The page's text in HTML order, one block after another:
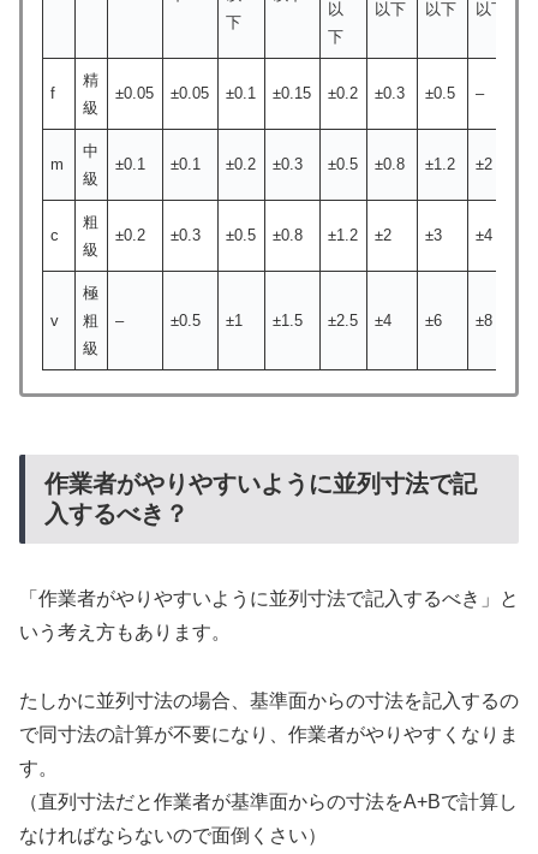
下
以
下
以下 以下 以下
f
精
級
±0.05 ±0.05 ±0.1 ±0.15 ±0.2 ±0.3 ±0.5 –
m
中
級
±0.1 ±0.1 ±0.2 ±0.3 ±0.5 ±0.8 ±1.2 ±2
c
粗
級
±0.2 ±0.3 ±0.5 ±0.8 ±1.2 ±2 ±3 ±4
v
極
粗
級
– ±0.5 ±1 ±1.5 ±2.5 ±4 ±6 ±8
作業者がやりやすいように並列寸法で記
入するべき？
「作業者がやりやすいように並列寸法で記入するべき」と
いう考え方もあります。
たしかに並列寸法の場合、基準面からの寸法を記入するの
で同寸法の計算が不要になり、作業者がやりやすくなりま
す。
（直列寸法だと作業者が基準面からの寸法をA+Bで計算し
なければならないので面倒くさい）